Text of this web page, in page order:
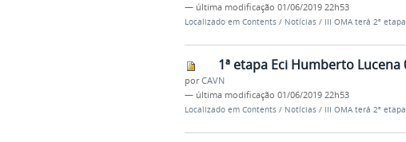
— última modificação 01/06/2019 22h53
Localizado em Contents / Notícias / III OMA terá 2ª
1ª etapa Eci Humberto Lucena
porCAVN
— última modificação 01/06/2019 22h53
Localizado em Contents / Notícias / III OMA terá 2ª